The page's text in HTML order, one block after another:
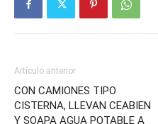
Artículo anterior
CON CAMIONES TIPO
CISTERNA, LLEVAN CEABIEN
Y SOAPA AGUA POTABLE A